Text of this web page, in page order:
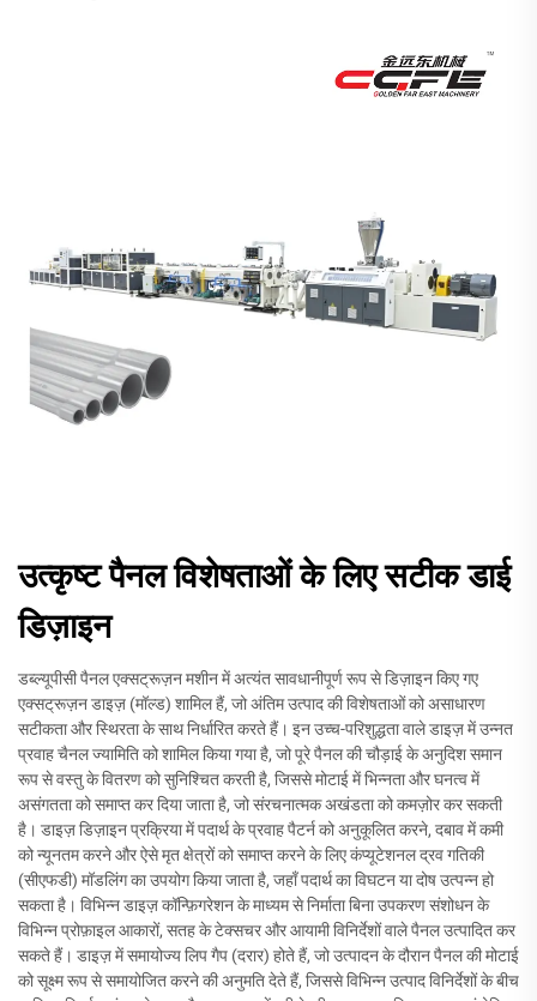
उत्कृष्ट पैनल विशेषताओं के लिए सटीक डाई
डिज़ाइन
डब्ल्यूपीसी पैनल एक्सट्रूज़न मशीन में अत्यंत सावधानीपूर्ण रूप से डिज़ाइन किए गए
एक्सट्रूज़न डाइज़ (मॉल्ड) शामिल हैं, जो अंतिम उत्पाद की विशेषताओं को असाधारण
सटीकता और स्थिरता के साथ निर्धारित करते हैं। इन उच्च-परिशुद्धता वाले डाइज़ में उन्नत
प्रवाह चैनल ज्यामिति को शामिल किया गया है, जो पूरे पैनल की चौड़ाई के अनुदिश समान
रूप से वस्तु के वितरण को सुनिश्चित करती है, जिससे मोटाई में भिन्नता और घनत्व में
असंगतता को समाप्त कर दिया जाता है, जो संरचनात्मक अखंडता को कमज़ोर कर सकती
है। डाइज़ डिज़ाइन प्रक्रिया में पदार्थ के प्रवाह पैटर्न को अनुकूलित करने, दबाव में कमी
को न्यूनतम करने और ऐसे मृत क्षेत्रों को समाप्त करने के लिए कंप्यूटेशनल द्रव गतिकी
(सीएफडी) मॉडलिंग का उपयोग किया जाता है, जहाँ पदार्थ का विघटन या दोष उत्पन्न हो
सकता है। विभिन्न डाइज़ कॉन्फ़िगरेशन के माध्यम से निर्माता बिना उपकरण संशोधन के
विभिन्न प्रोफ़ाइल आकारों, सतह के टेक्सचर और आयामी विनिर्देशों वाले पैनल उत्पादित कर
सकते हैं। डाइज़ में समायोज्य लिप गैप (दरार) होते हैं, जो उत्पादन के दौरान पैनल की मोटाई
को सूक्ष्म रूप से समायोजित करने की अनुमति देते हैं, जिससे विभिन्न उत्पाद विनिर्देशों के बीच